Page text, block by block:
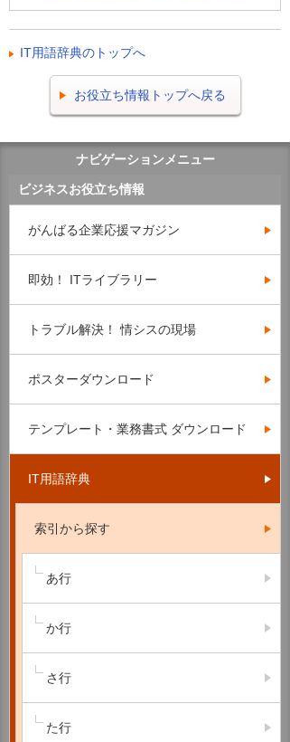
IT用語辞典のトップへ
お役立ち情報トップへ戻る
ナビゲーションメニュー
ビジネスお役立ち情報
がんばる企業応援マガジン
即効！ ITライブラリー
トラブル解決！ 情シスの現場
ポスターダウンロード
テンプレート・業務書式 ダウンロード
IT用語辞典
索引から探す
あ行
か行
さ行
た行